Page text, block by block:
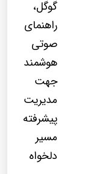
گوگل،
راهنمای
صوتی
هوشمند
جهت
مدیریت
پیشرفته
مسیر
دلخواه